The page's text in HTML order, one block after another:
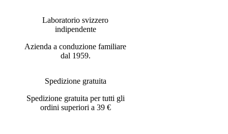
Laboratorio svizzero
indipendente
Azienda a conduzione familiare
dal 1959.
Spedizione gratuita
Spedizione gratuita per tutti gli
ordini superiori a 39 €